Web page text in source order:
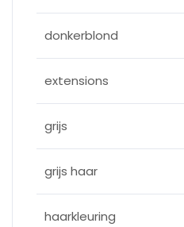
donkerblond
extensions
grijs
grijs haar
haarkleuring